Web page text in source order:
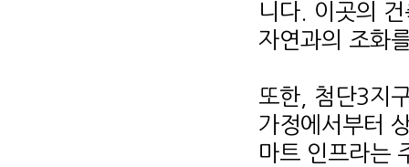
니다. 이곳의
자연과의 조화
또한, 첨단3지
가정에서부터
마트 인프라는